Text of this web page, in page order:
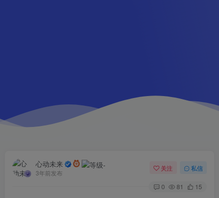
心动未来
3年前发布
关注 私信
0 81 15